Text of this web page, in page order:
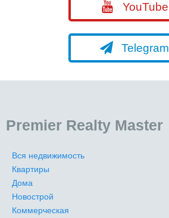
YouTube
Telegram
Premier Realty Master
Вся недвижимость
Квартиры
Дома
Новострой
Коммерческая